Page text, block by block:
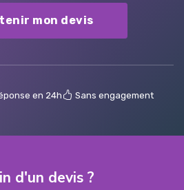
mon devis
en 24h Sans engagement
d'un devis ?